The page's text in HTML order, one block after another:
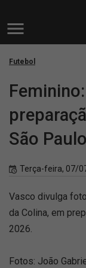
Futebol
São Paulo
Terça-feira, 07/
Vasco divulga
da Colina, em
2026.
Fotos: João